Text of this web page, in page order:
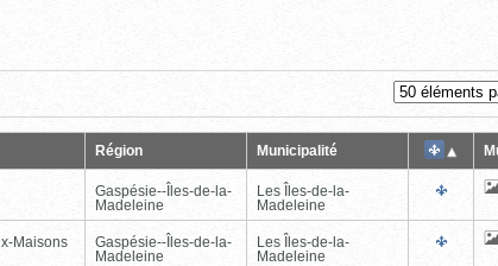
Région Municipalité
Gaspésie--Îles-de-la-
Madeleine
Les Îles-de-la-
Madeleine
Maisons
Gaspésie--Îles-de-la-
Madeleine
Les Îles-de-la-
Madeleine